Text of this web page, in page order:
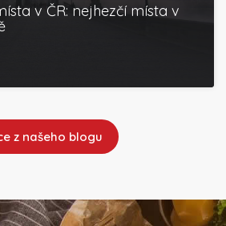
v ČR: nejhezčí místa v
z našeho blogu